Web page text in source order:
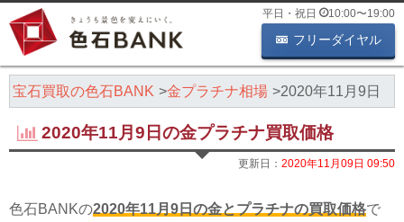
平日・祝日 10:00〜19:00
フリーダイヤル
宝石買取の色石BANK 金プラチナ相場 2020年11月9日
2020年11月9日の金プラチナ買取価格
更新日： 2020年11月09日 09:50
色石BANKの2020年11月9日の金とプラチナの買取価格で